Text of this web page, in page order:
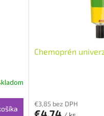
Chemoprén
€3,85 bez DPH
€4,74